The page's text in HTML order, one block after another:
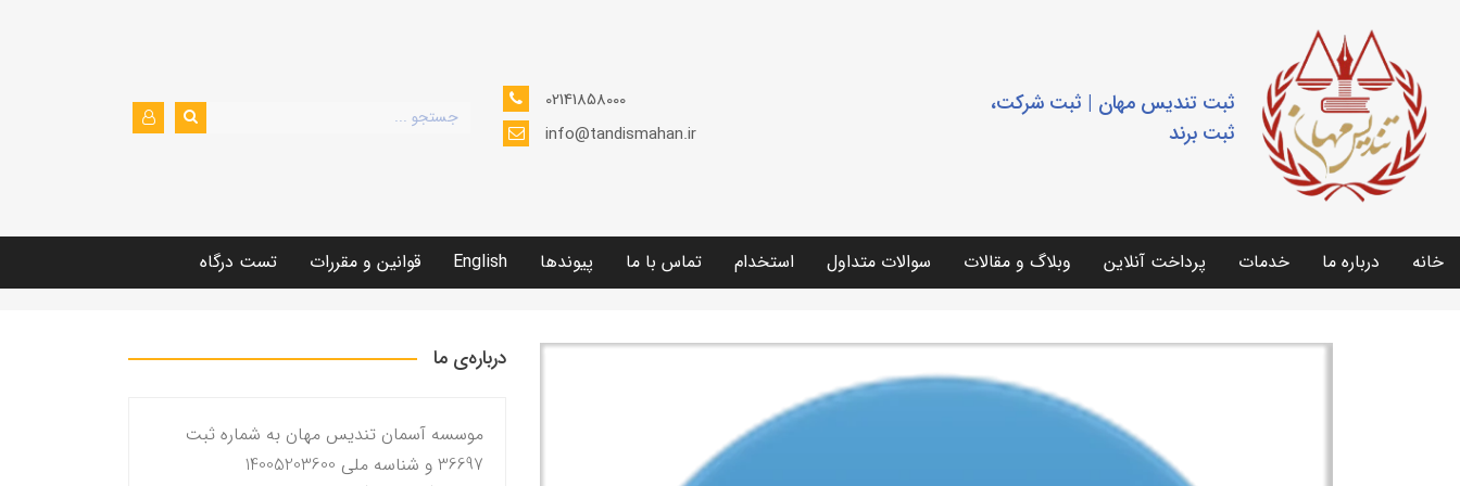
ثبت تندیس مهان | ثبت شرکت،
ثبت برند
02141858000
info@tandismahan.ir
خانه درباره ما خدمات پرداخت آنلاین وبلاگ و مقالات سوالات متداول استخدام تماس با ما پیوندها English قوانین و مقررات تست درگاه
درباره‌ی ما
موسسه آسمان تندیس مهان به شماره ثبت
36697 و شناسه ملی 14005203600